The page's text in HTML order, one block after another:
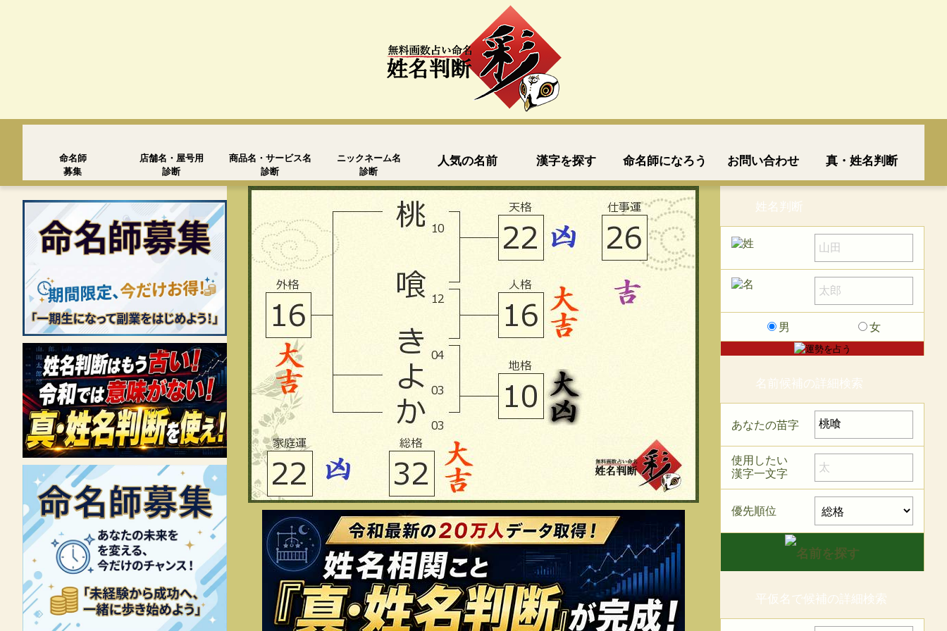
命名師
募集
店舗名・屋号用
診断
商品名・サービス名
診断
ニックネーム名
診断
人気の名前 漢字を探す 命名師になろう お問い合わせ 真・姓名判断
姓名判断
男 女
名前候補の詳細検索
あなたの苗字
使用したい
漢字一文字
優先順位
平仮名で候補の詳細検索